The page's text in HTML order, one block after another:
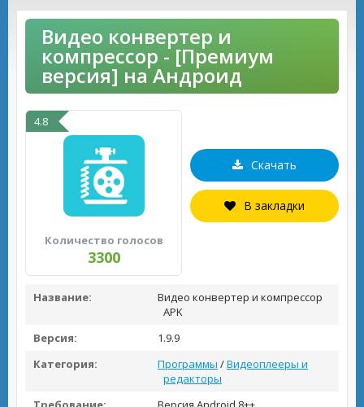
Видео конвертер и
компрессор - [Премиум
версия] на Андроид
4.8
Количество голосов
3300
Скачать
В закладки
Название:
Видео конвертер и компрессор
APK
Версия:
1.9.9
Категория:
Программы /Видеоплееры и
редакторы